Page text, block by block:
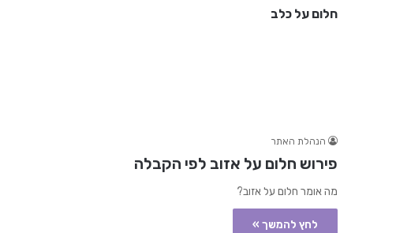
חלום על כלב
הנהלת האתר
פירוש חלום על אזוב לפי הקבלה
מה אומר חלום על אזוב?
לחץ להמשך »